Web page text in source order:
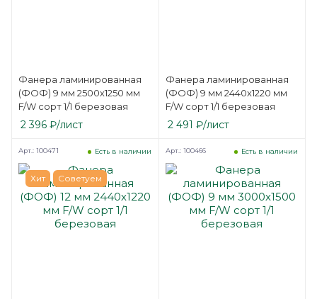
Фанера ламинированная
(ФОФ) 9 мм 2500х1250 мм
F/W сорт 1/1 березовая
2 396 ₽/лист
Фанера ламинированная
(ФОФ) 9 мм 2440х1220 мм
F/W сорт 1/1 березовая
2 491 ₽/лист
Хит Советуем
Есть в наличии
Арт.: 100471 Есть в наличии
Арт.: 100466